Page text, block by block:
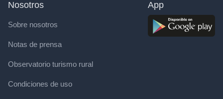
Nosotros
Sobre nosotros
Notas de prensa
Observatorio turismo rural
Condiciones de uso
App